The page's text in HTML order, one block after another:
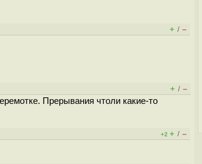
+ / –
+ / –
Прерывания чтоли какие-то
+2 + / –